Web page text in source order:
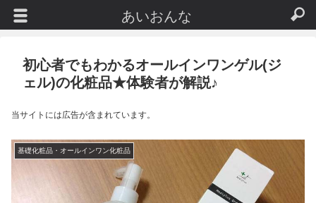
初心者でもわかるオールインワンゲル(ジ
ェル)の化粧品★体験者が解説♪
当サイトには広告が含まれています。
基礎化粧品・オールインワン化粧品
あいおんな